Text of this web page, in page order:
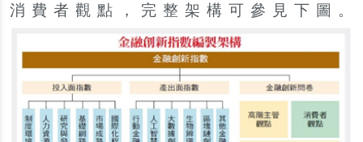
消費者觀點，完整架構可參見下圖。